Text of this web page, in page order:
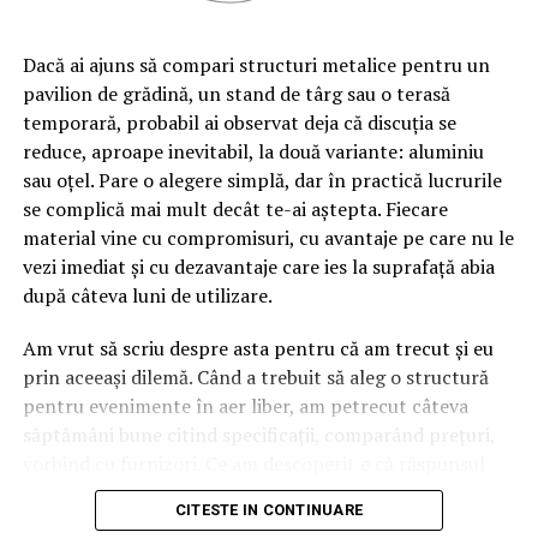
Dacă ai ajuns să compari structuri metalice pentru un
pavilion de grădină, un stand de târg sau o terasă
temporară, probabil ai observat deja că discuția se
reduce, aproape inevitabil, la două variante: aluminiu
sau oțel. Pare o alegere simplă, dar în practică lucrurile
se complică mai mult decât te-ai aștepta. Fiecare
material vine cu compromisuri, cu avantaje pe care nu le
vezi imediat și cu dezavantaje care ies la suprafață abia
după câteva luni de utilizare.
Am vrut să scriu despre asta pentru că am trecut și eu
prin aceeași dilemă. Când a trebuit să aleg o structură
pentru evenimente în aer liber, am petrecut câteva
săptămâni bune citind specificații, comparând prețuri,
„corect” depinde mult de context, de cât de des muți
pavilionul și de ce condiții meteo ai de înfruntat.
CITESTE IN CONTINUARE